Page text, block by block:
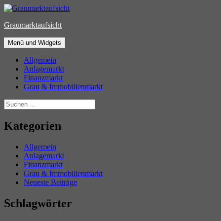
Zum
springen
Graumarktaufsicht
Menü und Widgets
Allgemein
Anlagemarkt
Finanzmarkt
Grau & Immobilienmarkt
Suchen
nach:
Kategorien
Allgemein
Anlagemarkt
Finanzmarkt
Grau & Immobilienmarkt
Neueste Beiträge
Schlagwörter